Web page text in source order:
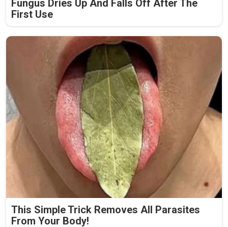
Fungus Dries Up And Falls Off After The
First Use
This Simple Trick Removes All Parasites
From Your Body!